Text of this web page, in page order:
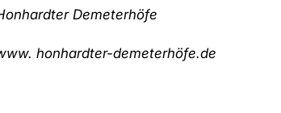
Demeterhöfe
honhardter-demeterhöfe.de